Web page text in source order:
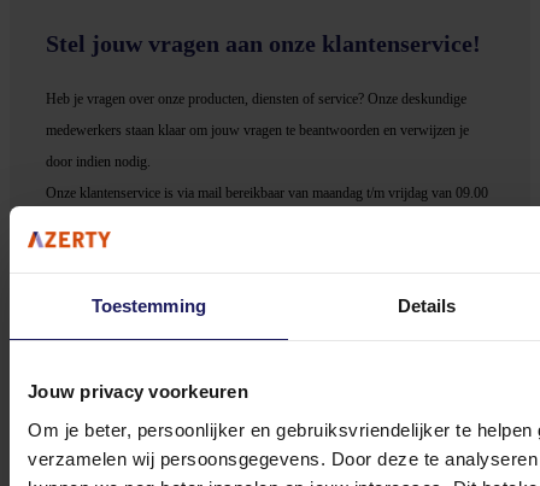
Toestemming Details
Jouw privacy voorkeuren
Om je beter, persoonlijker en gebruiksvriendelijker te
verzamelen wij persoonsgegevens. Door deze te
Stel jouw vragen aan onze klantenservice!
Heb je vragen over onze producten, diensten of service? Onze deskundige
medewerkers staan klaar om jouw vragen te beantwoorden en verwijzen je
door indien nodig.
Onze klantenservice is via mail bereikbaar van maandag t/m vrijdag van 09.00
Bekijk onze veelgestelde vragen